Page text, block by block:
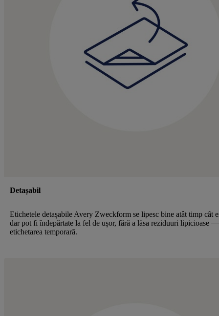
Detașabil
Etichetele detașabile Avery Zweckform se lipesc bine atât timp cât
dar pot fi îndepărtate la fel de ușor, fără a lăsa reziduuri lipicioase
etichetarea temporară.